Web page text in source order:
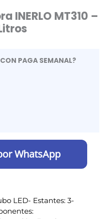
INERLO MT310 –
PAGA SEMANAL?
WhatsApp
LED- Estantes: 3-